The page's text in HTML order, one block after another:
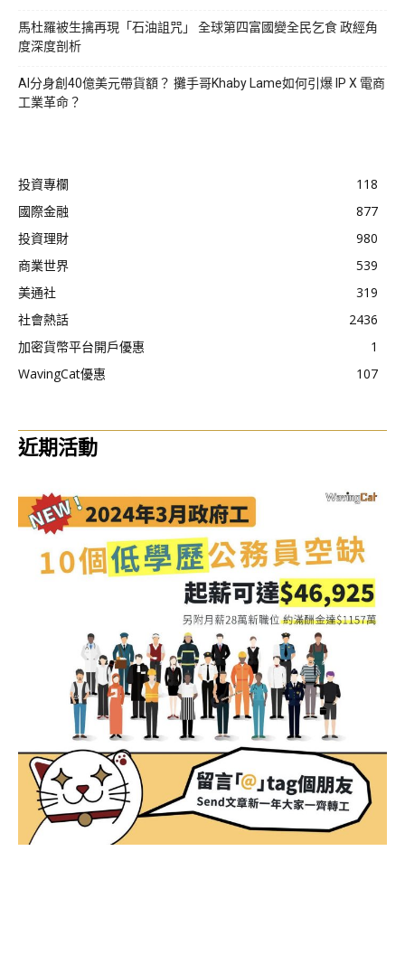
馬杜羅被生擒再現「石油詛咒」 全球第四富國變全民乞食 政經角
度深度剖析
AI分身創40億美元帶貨額？ 攤手哥Khaby Lame如何引爆 IP X 電商
工業革命？
投資專欄
118
國際金融
877
投資理財
980
商業世界
539
美通社
319
社會熱話
2436
加密貨幣平台開戶優惠
1
WavingCat優惠
107
近期活動